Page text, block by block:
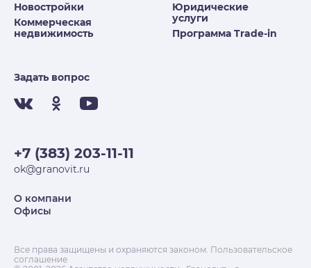
Новостройки
Коммерческая
недвижимость
Юридические
услуги
Программа Trade-in
Задать вопрос
+7 (383) 203-11-11
ok@granovit.ru
О компани
Офисы
Все права защищены и охраняются законом. Пользовательское
соглашение